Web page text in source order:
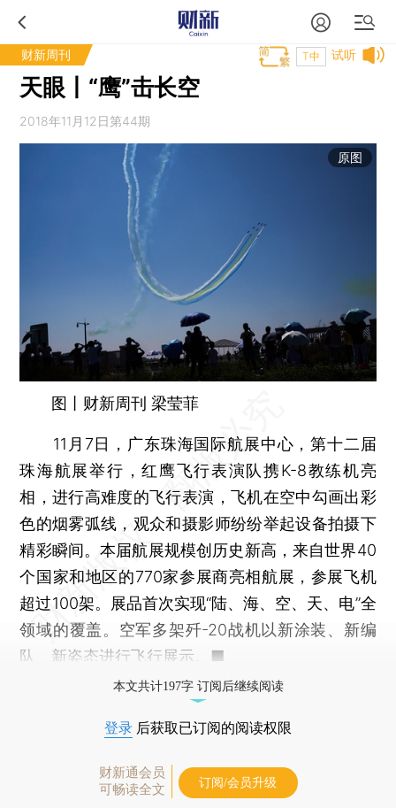
财新周刊 试听
T中
天眼丨“鹰”击长空
2018年11月12日第44期
原图
图丨财新周刊 梁莹菲
11月7日，广东珠海国际航展中心，第十二届
珠海航展举行，红鹰飞行表演队携K-8教练机亮
相，进行高难度的飞行表演，飞机在空中勾画出彩
色的烟雾弧线，观众和摄影师纷纷举起设备拍摄下
精彩瞬间。本届航展规模创历史新高，来自世界40
个国家和地区的770家参展商亮相航展，参展飞机
超过100架。展品首次实现“陆、海、空、天、电”全
领域的覆盖。空军多架歼-20战机以新涂装、新编
队、新姿态进行飞行展示。■
本文共计197字 订阅后继续阅读
登录 后获取已订阅的阅读权限
财新通会员
可畅读全文
订阅/会员升级